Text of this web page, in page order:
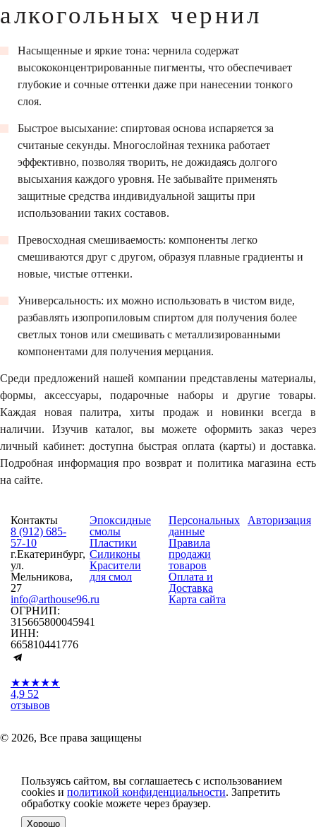
алкогольных чернил
Насыщенные и яркие тона: чернила содержат
высококонцентрированные пигменты, что обеспечивает
глубокие и сочные оттенки даже при нанесении тонкого
слоя.
Быстрое высыхание: спиртовая основа испаряется за
считаные секунды. Многослойная техника работает
эффективно, позволяя творить, не дожидаясь долгого
высыхания каждого уровня. Не забывайте применять
защитные средства индивидуальной защиты при
использовании таких составов.
Превосходная смешиваемость: компоненты легко
смешиваются друг с другом, образуя плавные градиенты и
новые, чистые оттенки.
Универсальность: их можно использовать в чистом виде,
разбавлять изопропиловым спиртом для получения более
светлых тонов или смешивать с металлизированными
компонентами для получения мерцания.
Среди предложений нашей компании представлены материалы,
формы, аксессуары, подарочные наборы и другие товары.
Каждая новая палитра, хиты продаж и новинки всегда в
наличии. Изучив каталог, вы можете оформить заказ через
личный кабинет: доступна быстрая оплата (карты) и доставка.
Подробная информация про возврат и политика магазина есть
на сайте.
Контакты
8 (912) 685-
57-10
г.Екатеринбург,
ул.
Мельникова,
27
info@arthouse96.ru
ОГРНИП:
315665800045941
ИНН:
665810441776
★★★★★
4,9 52
отзывов
Эпоксидные
смолы
Пластики
Силиконы
Красители
для смол
Персональных
данные
Правила
продажи
товаров
Оплата и
Доставка
Карта сайта
Авторизация
© 2026, Все права защищены
Пользуясь сайтом, вы соглашаетесь с использованием
cookies и политикой конфиденциальности. Запретить
обработку cookie можете через браузер.
Хорошо